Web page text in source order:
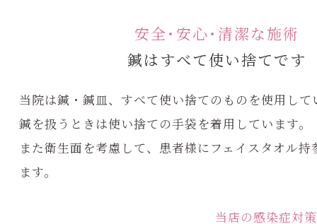
安全･安心･清潔な施術
鍼はすべて使い捨てです
当院は鍼・鍼皿、すべて使い捨てのものを使用し
鍼を扱うときは使い捨ての手袋を着用しています。
また衛生面を考慮して、患者様にフェイスタオル
ます。
当店の感染症対策